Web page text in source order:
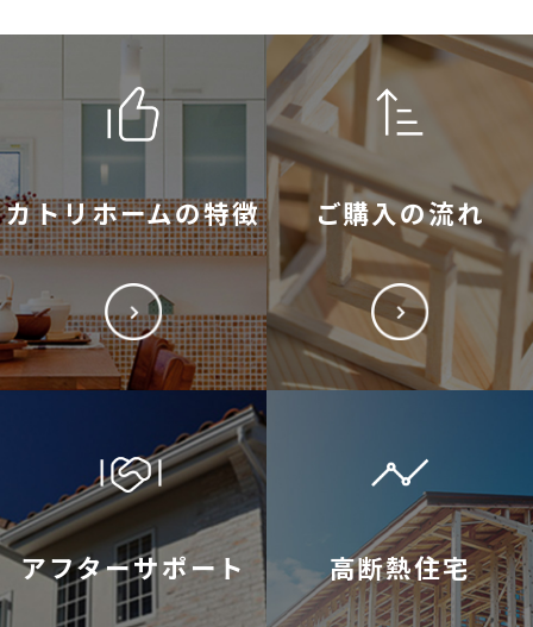
カトリホームの特徴 ご購入の流れ
アフターサポート 高断熱住宅